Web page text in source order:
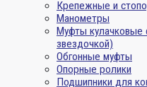
Крепежные и
Манометры
Муфты кулачковые
звездочкой)
Обгонные муфты
Опорные ролики
Подшипники для